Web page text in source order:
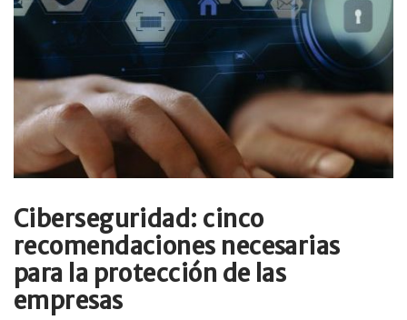
Ciberseguridad: cinco
recomendaciones necesarias
para la protección de las
empresas